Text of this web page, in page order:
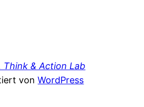
Think & Action Lab
vonWordPress